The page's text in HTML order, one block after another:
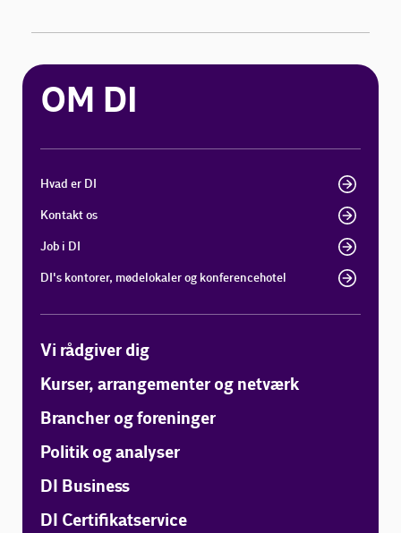
OM DI
Hvad er DI
Kontakt os
Job i DI
DI's kontorer, mødelokaler og konferencehotel
Vi rådgiver dig
Kurser, arrangementer og netværk
Brancher og foreninger
Politik og analyser
DI Business
DI Certifikatservice